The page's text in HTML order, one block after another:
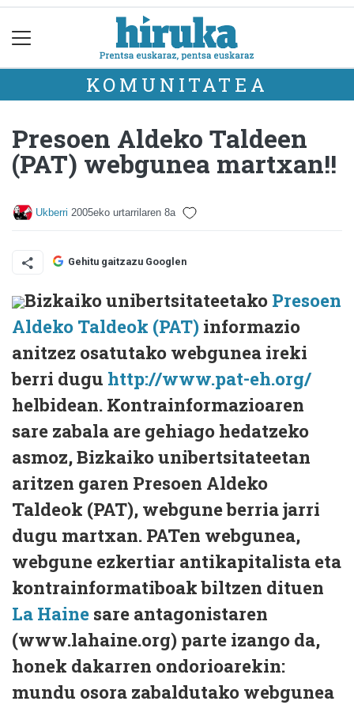
KOMUNITATEA
Presoen Aldeko Taldeen
(PAT) webgunea martxan!!
Ukberri 2005eko urtarrilaren 8a
Gehitu gaitzazu Googlen
Bizkaiko unibertsitateetako Presoen
Aldeko Taldeok (PAT) informazio
anitzez osatutako webgunea ireki
berri dugu http://www.pat-eh.org/
helbidean. Kontrainformazioaren
sare zabala are gehiago hedatzeko
asmoz, Bizkaiko unibertsitateetan
aritzen garen Presoen Aldeko
Taldeok (PAT), webgune berria jarri
dugu martxan. PATen webgunea,
webgune ezkertiar antikapitalista eta
kontrainformatiboak biltzen dituen
La Haine sare antagonistaren
(www.lahaine.org) parte izango da,
honek dakarren ondorioarekin:
mundu osora zabaldutako webgunea